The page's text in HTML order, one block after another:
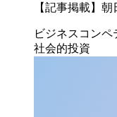
【記事掲載】
ビジネスコンペ
社会的投資